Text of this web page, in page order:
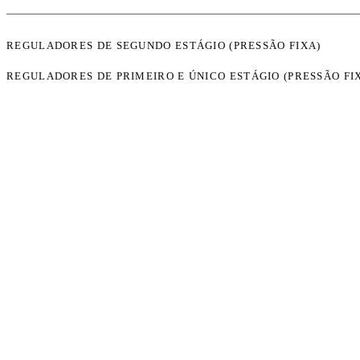
REGULADORES DE SEGUNDO ESTÁGIO (PRESSÃO FIXA)
REGULADORES DE PRIMEIRO E ÚNICO ESTÁGIO (PRESSÃO